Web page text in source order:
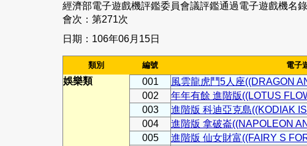
經濟部電子遊戲機評鑑委員會議評鑑通過電子遊戲機名錄
會次：第271次
日期：106年06月15日
類別 編號 電子
娛樂類 001 風雲龍虎鬥5人座((DRAGON
002
年年有餘 進階版((LOTUS
003
進階版 科迪亞克島((KODIAK
004
進階版 拿破崙((NAPOLEON
005
進階版 仙女財富((FAIRY S